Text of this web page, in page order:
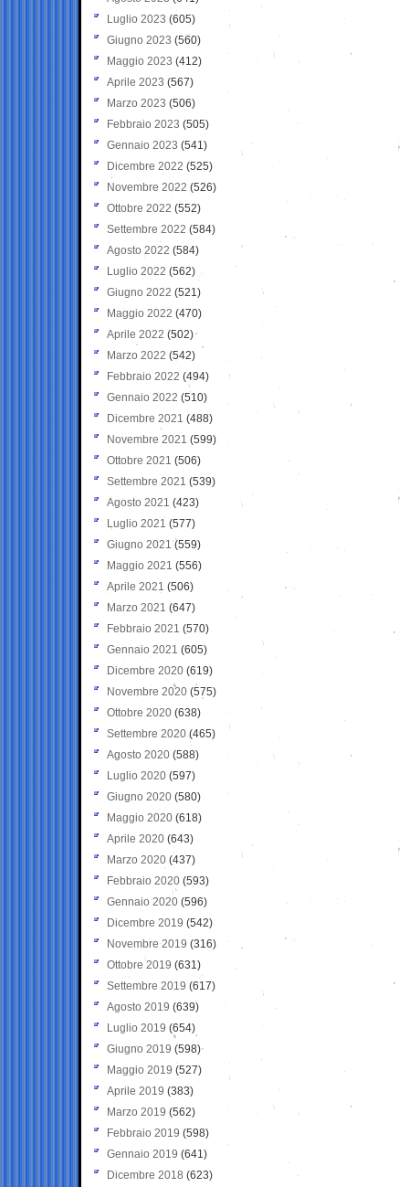
Luglio 2023 (605)
Giugno 2023 (560)
Maggio 2023 (412)
Aprile 2023 (567)
Marzo 2023 (506)
Febbraio 2023 (505)
Gennaio 2023 (541)
Dicembre 2022 (525)
Novembre 2022 (526)
Ottobre 2022 (552)
Settembre 2022 (584)
Agosto 2022 (584)
Luglio 2022 (562)
Giugno 2022 (521)
Maggio 2022 (470)
Aprile 2022 (502)
Marzo 2022 (542)
Febbraio 2022 (494)
Gennaio 2022 (510)
Dicembre 2021 (488)
Novembre 2021 (599)
Ottobre 2021 (506)
Settembre 2021 (539)
Agosto 2021 (423)
Luglio 2021 (577)
Giugno 2021(559)
Maggio 2021 (556)
Aprile 2021 (506)
Marzo 2021 (647)
Febbraio 2021 (570)
Gennaio 2021 (605)
Dicembre 2020 (619)
Novembre 2020 (575)
Ottobre 2020 (638)
Settembre 2020(465)
Agosto 2020 (588)
Luglio 2020 (597)
Giugno 2020 (580)
Maggio 2020 (618)
Aprile 2020 (643)
Marzo 2020 (437)
Febbraio 2020 (593)
Gennaio 2020 (596)
Dicembre 2019 (542)
Novembre 2019 (316)
Ottobre 2019 (631)
Settembre 2019 (617)
Agosto 2019 (639)
Luglio 2019 (654)
Giugno 2019 (598)
Maggio 2019 (527)
Aprile 2019 (383)
Marzo 2019 (562)
Febbraio 2019 (598)
Gennaio 2019 (641)
Dicembre 2018 (623)